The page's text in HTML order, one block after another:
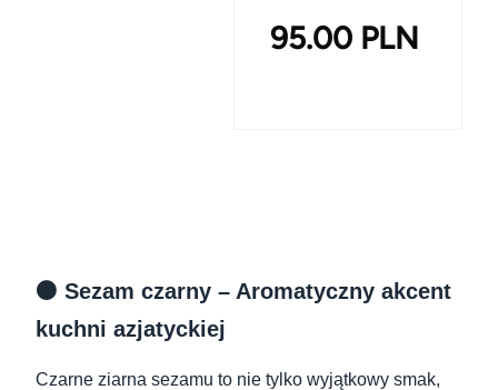
95.00PLN
⚫ Sezam czarny – Aromatyczny akcent
kuchni azjatyckiej
Czarne ziarna sezamu to nie tylko wyjątkowy smak,